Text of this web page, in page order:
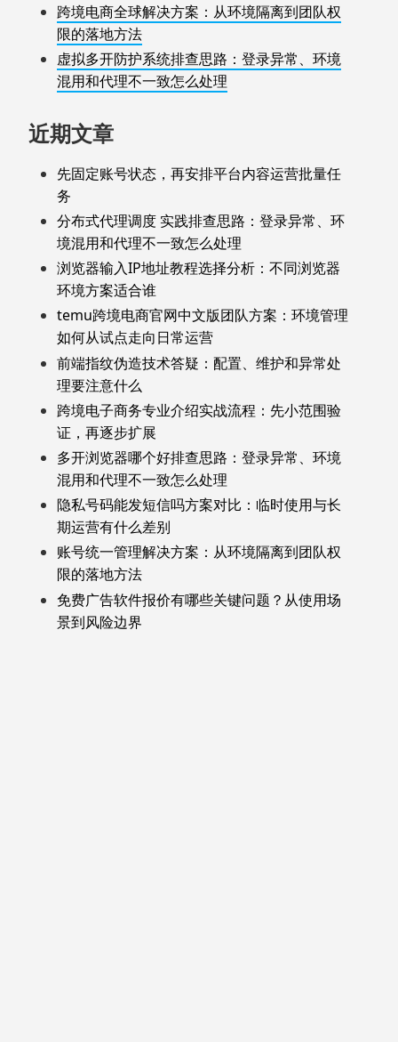
跨境电商全球解决方案：从环境隔离到团队权
限的落地方法
虚拟多开防护系统排查思路：登录异常、环境
混用和代理不一致怎么处理
近期文章
先固定账号状态，再安排平台内容运营批量任
务
分布式代理调度 实践排查思路：登录异常、环
境混用和代理不一致怎么处理
浏览器输入IP地址教程选择分析：不同浏览器
环境方案适合谁
temu跨境电商官网中文版团队方案：环境管理
如何从试点走向日常运营
前端指纹伪造技术答疑：配置、维护和异常处
理要注意什么
跨境电子商务专业介绍实战流程：先小范围验
证，再逐步扩展
多开浏览器哪个好排查思路：登录异常、环境
混用和代理不一致怎么处理
隐私号码能发短信吗方案对比：临时使用与长
期运营有什么差别
账号统一管理解决方案：从环境隔离到团队权
限的落地方法
免费广告软件报价有哪些关键问题？从使用场
景到风险边界